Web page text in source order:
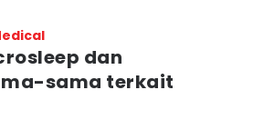
dan
sama terkait